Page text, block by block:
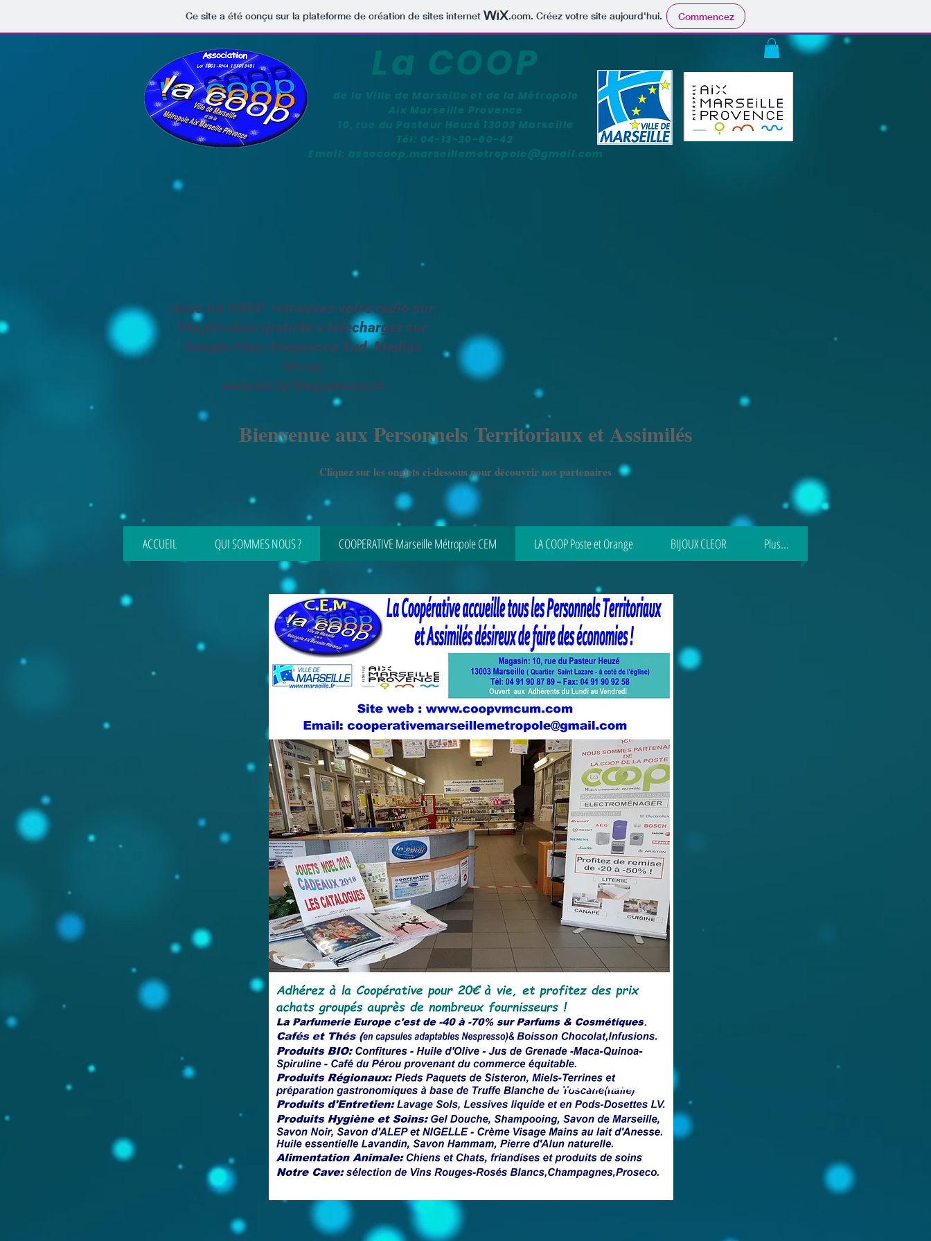
Ce site a été conçu sur la plateforme de création de sites internet .com. Créez votre site aujourd'hui. Commencez
La COOP
de la Ville de Marseille et de la Métropole
Aix Marseille Provence
10, rue du Pasteur Heuzé 13003 Marseille
Tél: 04-13-20-60-42
Email: assocoop.marseillemetropole@gmail.com
Avec LA COOP retrouvez votre radio sur
l'Application gratuite a telecharger sur
Google Play: Fréquence Sud Medias
Group
www.bit.ly/frequencesud
Bienvenue aux Personnels Territoriaux et Assimilés
Cliquez sur les onglets ci-dessous pour découvrir nos partenaires
ACCUEIL QUI SOMMES NOUS ? COOPERATIVE Marseille Métropole CEM LA COOP Poste et Orange BIJOUX CLEOR Plus...